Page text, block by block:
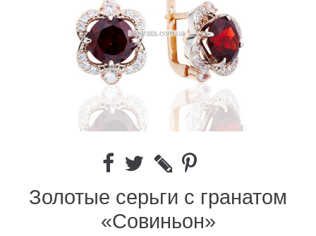
Золотые серьги с гранатом
«Совиньон»